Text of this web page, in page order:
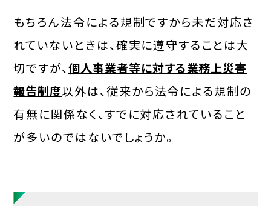
もちろん法令による規制ですから未だ対応さ
れていないときは、確実に遵守することは大
切ですが、個人事業者等に対する業務上災害
報告制度以外は、従来から法令による規制の
有無に関係なく、すでに対応されていること
が多いのではないでしょうか。